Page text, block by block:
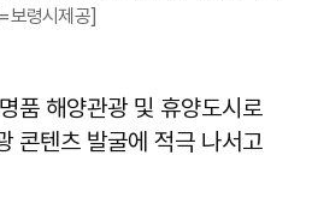
보령시제공]
품 해양관광 및 휴양도시로
콘텐츠 발굴에 적극 나서고